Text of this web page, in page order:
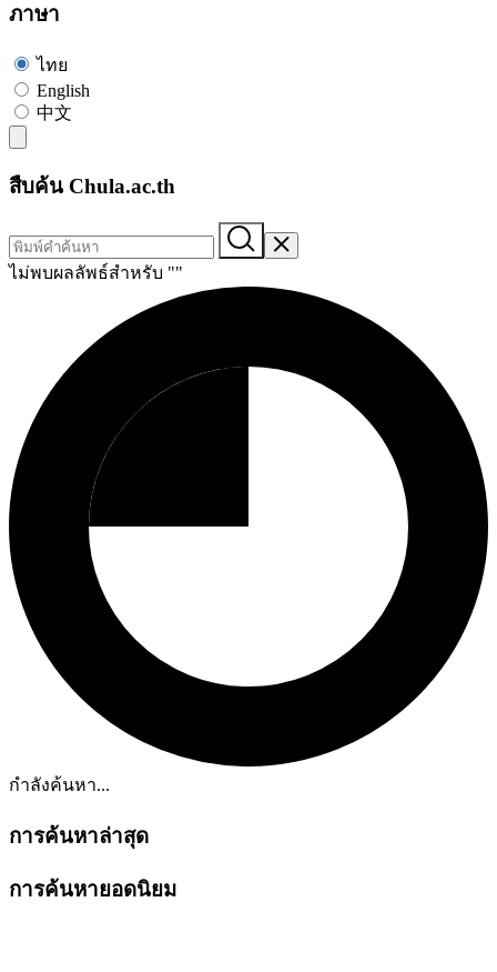
ภาษา
ไทย
English
中文
สืบค้น Chula.ac.th
ไม่พบผลลัพธ์สำหรับ ""
กำลังค้นหา...
การค้นหาล่าสุด
การค้นหายอดนิยม